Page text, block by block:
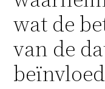
wat de
van de